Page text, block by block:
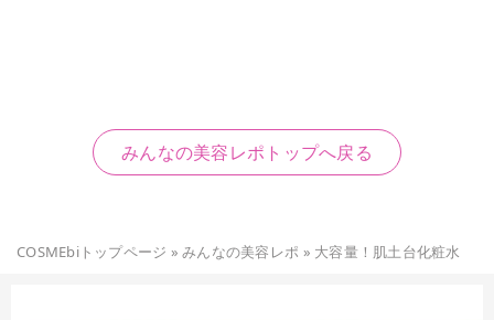
みんなの美容レポトップへ戻る
COSMEbiトップページ »みんなの美容レポ » 大容量！肌土台化粧水